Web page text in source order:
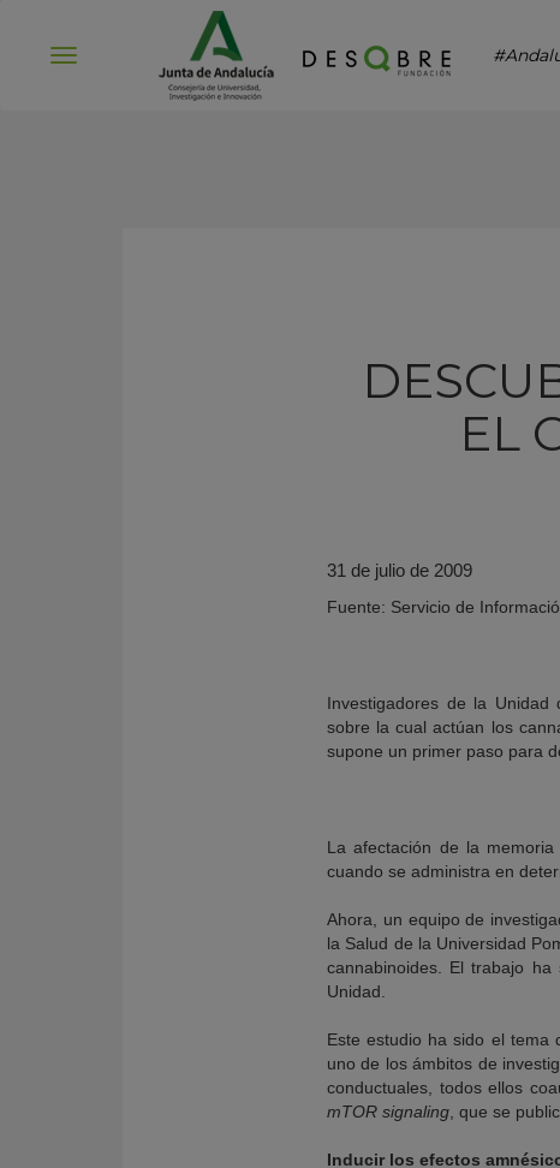
EL
31 de julio de 2009
Fuente: Servicio de
Investigadores de la Unidad
sobre la cual actúan los
supone un primer paso para
La afectación de la
cuando se administra en
Ahora, un equipo de
la Salud de la Universidad
cannabinoides. El trabajo
Unidad.
Este estudio ha sido el tema
uno de los ámbitos de
conductuales, todos ellos
mTOR signaling , que se
Inducir los efectos